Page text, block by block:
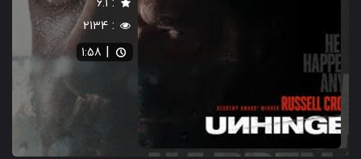
6.1
:
2134
1:58